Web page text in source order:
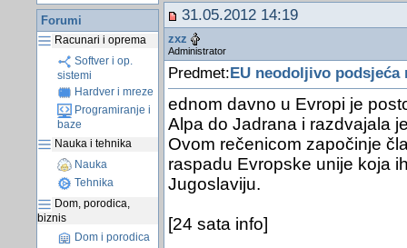
Forumi
Racunari i oprema
Softver i op.
sistemi
Hardver i mreze
Programiranje i
baze
Nauka i tehnika
Nauka
Tehnika
Dom, porodica,
biznis
Dom i porodica
31.05.2012 14:19
zxz
Administrator
Predmet: EU neodoljivo podsjeća
ednom davno u Evropi je
Alpa do Jadrana i razdvajala
Ovom rečenicom započinje
raspadu Evropske unije koja
Jugoslaviju.
[24 sata info]